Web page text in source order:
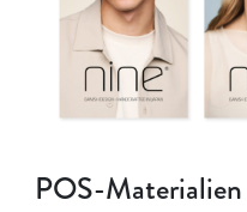
POS-Materialien